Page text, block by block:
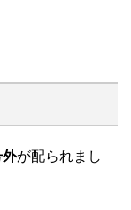
外が配られまし